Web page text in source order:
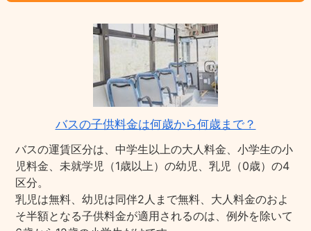
バスの子供料金は何歳から何歳まで？
バスの運賃区分は、中学生以上の大人料金、小学生の小
児料金、未就学児（1歳以上）の幼児、乳児（0歳）の4
区分。
乳児は無料、幼児は同伴2人まで無料、大人料金のおよ
そ半額となる子供料金が適用されるのは、例外を除いて